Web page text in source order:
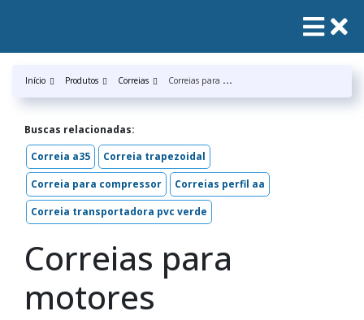
Início Produtos Correias C
orreias para motores
Buscas relacionadas:
Correia a35
Correia trapezoidal
Correia para compressor
Correias perfil aa
Correia transportadora pvc verde
Correias para
motores